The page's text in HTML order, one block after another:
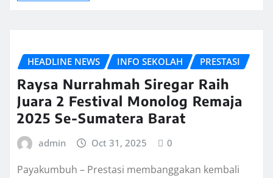
HEADLINE NEWS INFO SEKOLAH PRESTASI
Raysa Nurrahmah Siregar Raih
Juara 2 Festival Monolog Remaja
2025 Se-Sumatera Barat
admin Oct 31, 2025 0
Payakumbuh – Prestasi membanggakan kembali